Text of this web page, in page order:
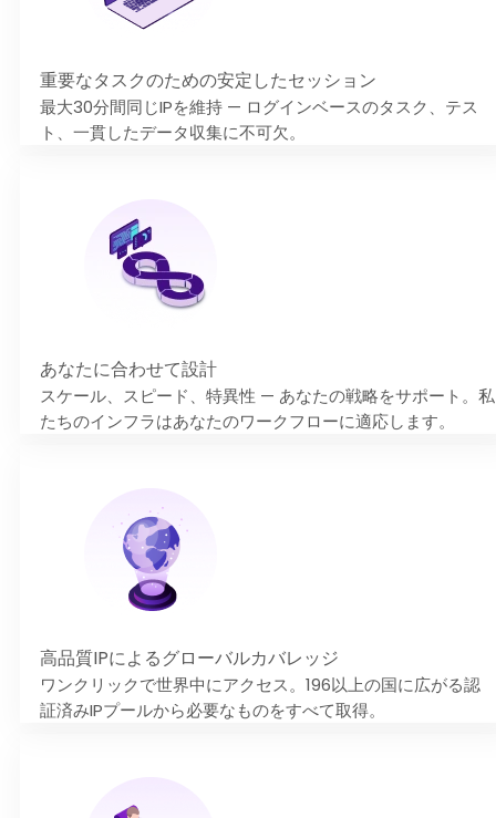
重要なタスクのための安定したセッション
最大30分間同じIPを維持 — ログインベースのタスク、テス
ト、一貫したデータ収集に不可欠。
あなたに合わせて設計
スケール、スピード、特異性 — あなたの戦略をサポート。私
たちのインフラはあなたのワークフローに適応します。
高品質IPによるグローバルカバレッジ
ワンクリックで世界中にアクセス。196以上の国に広がる認
証済みIPプールから必要なものをすべて取得。